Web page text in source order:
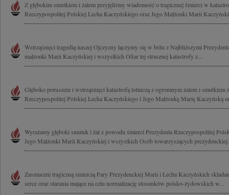
Z głębokim smutkiem i żalem przyjęliśmy wiadomość o tragicznej śmierci w
Rzeczypospolitej Polskiej Lecha Kaczyńskiego oraz Jego Małżonki Marii
Wstrząśnięci tragedią naszej Ojczyzny łączymy się w bólu z Najbliższymi
małżonki Marii Kaczyńskiej i wszystkich Ofiar tej strasznej katastrofy z...
Głęboko poruszeni i wstrząśnięci katastrofą lotniczą z ogromnym żalem i smutkiem
Rzeczypospolitej Polskiej Lecha Kaczyńskiego i Jego Małżonkę Marię Kaczyńską
Wyrażamy głęboki smutek i żal z powodu śmierci Prezydenta Rzeczypospolitej
Jego Małżonki Marii Kaczyńskiej i wszystkich Osób towarzyszących
Zasmuceni tragiczną śmiercią Pary Prezydenckiej Marii i Lecha Kaczyńskich
serce oraz starania mające na celu normalizację stosunków polsko-żydowskich w...